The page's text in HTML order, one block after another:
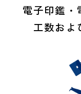
電子印鑑・
工数およ